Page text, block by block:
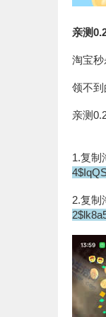
亲测
淘宝
领不
亲测
1.复制
2.复制